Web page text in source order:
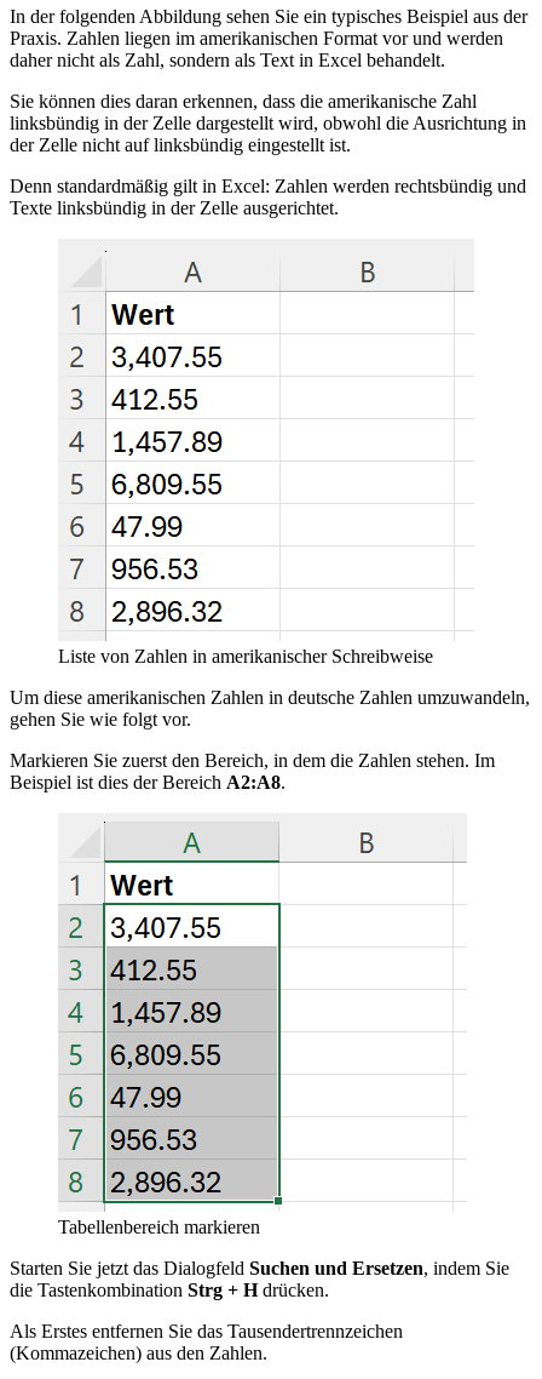
In der folgenden Abbildung sehen Sie ein typisches Beispiel aus der
Praxis. Zahlen liegen im amerikanischen Format vor und werden
daher nicht als Zahl, sondern als Text in Excel behandelt.
Sie können dies daran erkennen, dass die amerikanische Zahl
linksbündig in der Zelle dargestellt wird, obwohl die Ausrichtung in
der Zelle nicht auf linksbündig eingestellt ist.
Denn standardmäßig gilt in Excel: Zahlen werden rechtsbündig und
Texte linksbündig in der Zelle ausgerichtet.
Liste von Zahlen in amerikanischer Schreibweise
Um diese amerikanischen Zahlen in deutsche Zahlen umzuwandeln,
gehen Sie wie folgt vor.
Markieren Sie zuerst den Bereich, in dem die Zahlen stehen. Im
Beispiel ist dies der Bereich A2:A8.
Tabellenbereich markieren
Starten Sie jetzt das Dialogfeld Suchen und Ersetzen, indem Sie
die Tastenkombination Strg + Hdrücken.
Als Erstes entfernen Sie das Tausendertrennzeichen
(Kommazeichen) aus den Zahlen.